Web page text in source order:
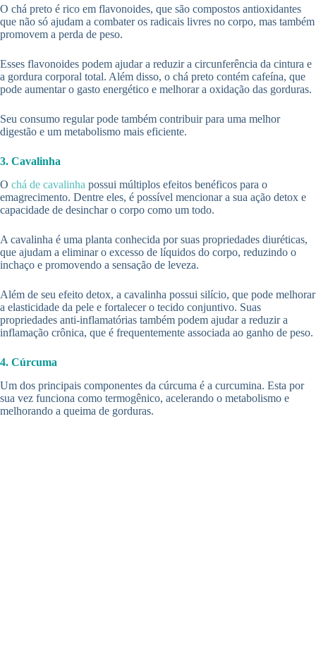
O chá preto é rico em flavonoides, que são compostos antioxidantes
que não só ajudam a combater os radicais livres no corpo, mas também
promovem a perda de peso.
Esses flavonoides podem ajudar a reduzir a circunferência da cintura e
a gordura corporal total. Além disso, o chá preto contém cafeína, que
pode aumentar o gasto energético e melhorar a oxidação das gorduras.
Seu consumo regular pode também contribuir para uma melhor
digestão e um metabolismo mais eficiente.
3. Cavalinha
O chá de cavalinha possui múltiplos efeitos benéficos para o
emagrecimento. Dentre eles, é possível mencionar a sua ação detox e
capacidade de desinchar o corpo como um todo.
A cavalinha é uma planta conhecida por suas propriedades diuréticas,
que ajudam a eliminar o excesso de líquidos do corpo, reduzindo o
inchaço e promovendo a sensação de leveza.
Além de seu efeito detox, a cavalinha possui silício, que pode melhorar
a elasticidade da pele e fortalecer o tecido conjuntivo. Suas
propriedades anti-inflamatórias também podem ajudar a reduzir a
inflamação crônica, que é frequentemente associada ao ganho de peso.
4. Cúrcuma
Um dos principais componentes da cúrcuma é a curcumina. Esta por
sua vez funciona como termogênico, acelerando o metabolismo e
melhorando a queima de gorduras.